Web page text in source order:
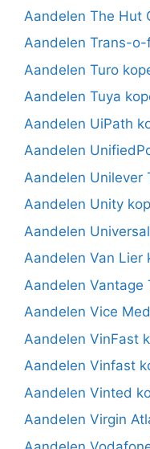
Aandelen The Hut
Aandelen Trans-o-
Aandelen Turo
Aandelen Tuya
Aandelen UiPath
Aandelen
Aandelen Unilever
Aandelen Unity
Aandelen
Aandelen Van Lier
Aandelen Vantage
Aandelen Vice
Aandelen VinFast
Aandelen Vinfast
Aandelen Vinted
Aandelen Virgin